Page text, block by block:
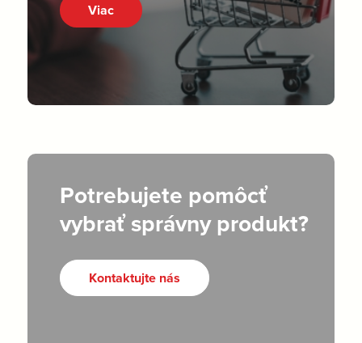
Viac
Potrebujete pomôcť
vybrať správny produkt?
Kontaktujte nás